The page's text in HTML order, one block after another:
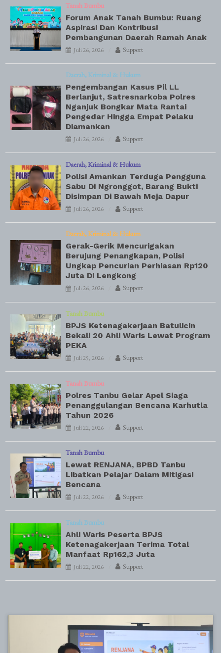
Tanah Bumbu
Forum Anak Tanah Bumbu: Ruang
Aspirasi Dan Kontribusi
Pembangunan Daerah Ramah Anak
Juli 26, 2026 Support
Daerah Kriminal & Hukum
Pengembangan Kasus Pil LL
Berlanjut, Satresnarkoba Polres
Nganjuk Bongkar Mata Rantai
Pengedar Hingga Empat Pelaku
Diamankan
Juli 26, 2026 Support
Daerah Kriminal & Hukum
Polisi Amankan Terduga Pengguna
Sabu Di Ngronggot, Barang Bukti
Disimpan Di Bawah Meja Dapur
Juli 26, 2026 Support
Daerah Kriminal & Hukum
Gerak-Gerik Mencurigakan
Berujung Penangkapan, Polisi
Ungkap Pencurian Perhiasan Rp120
Juta Di Lengkong
Juli 26, 2026 Support
Tanah Bumbu
BPJS Ketenagakerjaan Batulicin
Bekali 20 Ahli Waris Lewat Program
PEKA
Juli 25, 2026 Support
Tanah Bumbu
Polres Tanbu Gelar Apel Siaga
Penanggulangan Bencana Karhutla
Tahun 2026
Juli 22, 2026 Support
Tanah Bumbu
Lewat RENJANA, BPBD Tanbu
Libatkan Pelajar Dalam Mitigasi
Bencana
Juli 22, 2026 Support
Tanah Bumbu
Ahli Waris Peserta BPJS
Ketenagakerjaan Terima Total
Manfaat Rp162,3 Juta
Juli 22, 2026 Support